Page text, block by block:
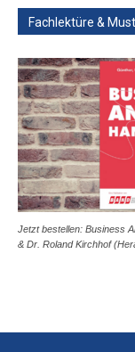
Fachlektüre &
Jetzt bestellen: Business
& Dr. Roland Kirchhof